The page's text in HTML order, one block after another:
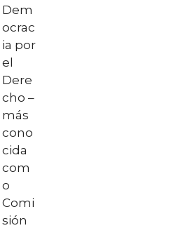
Dem
ocrac
ia por
el
Dere
cho –
más
cono
cida
com
o
Comi
sión